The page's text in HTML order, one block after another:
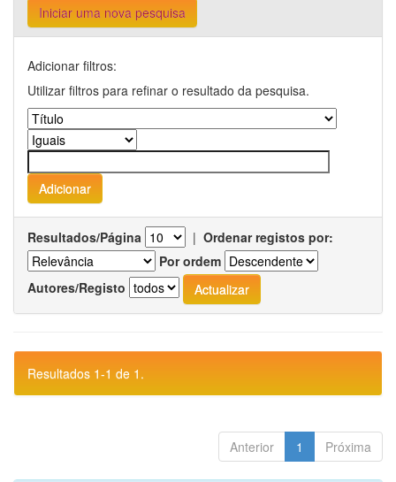
Iniciar uma nova pesquisa
Adicionar filtros:
Utilizar filtros para refinar o resultado da pesquisa.
Resultados/Página | Ordenar registos por:
Por ordem
Autores/Registo
Resultados 1-1 de 1.
Anterior 1 Próxima